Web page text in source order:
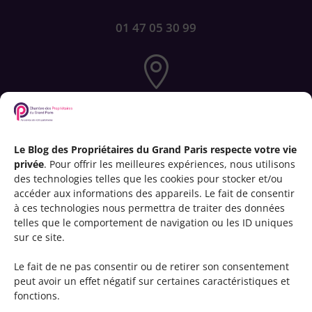
Le Blog des Propriétaires du Grand Paris respecte votre vie
privée. Pour offrir les meilleures expériences, nous utilisons
des technologies telles que les cookies pour stocker et/ou
accéder aux informations des appareils. Le fait de consentir
à ces technologies nous permettra de traiter des données
telles que le comportement de navigation ou les ID uniques
sur ce site.
Le fait de ne pas consentir ou de retirer son consentement
peut avoir un effet négatif sur certaines caractéristiques et
fonctions.
01 47 05 30 99


contact@cpgp.paris